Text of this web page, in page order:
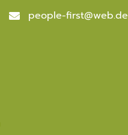
people-first@web.de